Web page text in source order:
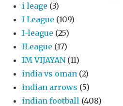
i leage (3)
I League (109)
I-league (25)
ILeague (17)
IM VIJAYAN (11)
india vs oman (2)
indian arrows (5)
indian football (408)